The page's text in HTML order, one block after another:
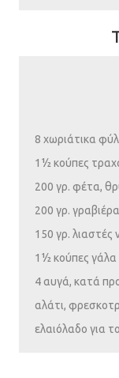
8 χωριάτικα
1½ κούπες
200 γρ. φέτα,
200 γρ.
150 γρ. λιαστές
1½ κούπες γάλα
4 αυγά, κατά
αλάτι,
ελαιόλαδο για